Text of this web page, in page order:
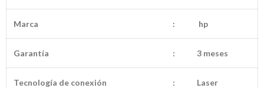
Marca : hp
Garantía : 3 meses
Tecnología de conexión : Laser